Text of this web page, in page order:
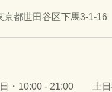
京都世田谷区下馬3-1-
日・10:00 - 21:00 土日